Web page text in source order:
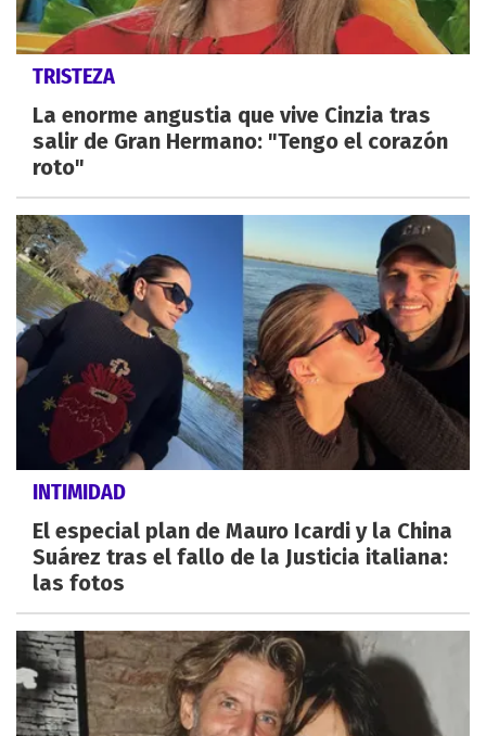
TRISTEZA
La enorme angustia que vive Cinzia tras
salir de Gran Hermano: "Tengo el corazón
roto"
INTIMIDAD
El especial plan de Mauro Icardi y la China
Suárez tras el fallo de la Justicia italiana:
las fotos